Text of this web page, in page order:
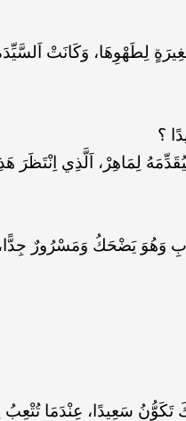
لِطَهْوِهَا، وَكَانَتْ
؟
لِمَاهِرْ، اَلَّذِي اِنْتَظَرَ
وَهُوَ يَضْحَكُ وَمَسْرُورٌ
تَكَوُّنُ سَعِيدًا، عِنْدَمَا